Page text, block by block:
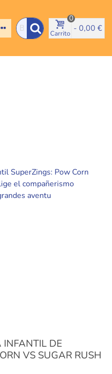
Carrito
0
- 0,00 €
DE
VS SUGAR RUSH